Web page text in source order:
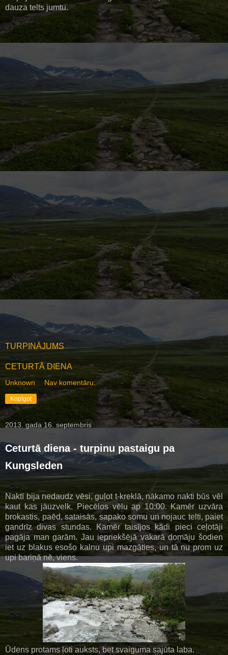
dauza telts jumtu.
TURPINĀJUMS
CETURTĀ DIENA
Unknown Nav komentāru:
Kopīgot
2013. gada 16. septembris
Ceturtā diena - turpinu pastaigu pa
Kungsleden
Naktī bija nedaudz vēsi, guļot t-kreklā, nākamo nakti būs vēl
kaut kas jāuzvelk. Piecēlos vēlu ap 10:00. Kamēr uzvāra
brokastis, paēd, sataisās, sapako somu un nojauc telti, paiet
gandrīz divas stundas. Kamēr taisījos kādi pieci ceļotāji
pagāja man garām. Jau iepriekšējā vakarā domāju šodien
iet uz blakus esošo kalnu upi mazgāties, un tā nu prom uz
upi bariņā nē, viens.
Ūdens protams ļoti auksts, bet svaiguma sajūta laba.